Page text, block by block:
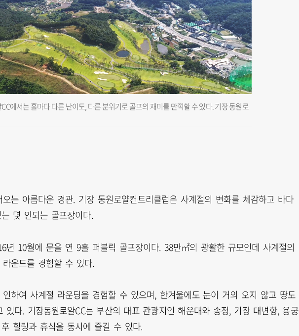
에서는 홀마다 다른 난이도, 다른 분위기로 골프의 재미를 만끽할 수 있다. 기장 동원로
는 아름다운 경관. 기장 동원로얄컨트리클럽은 사계절의 변화를 체감하고 바다
몇 안되는 골프장이다.
년 10월에 문을 연 9홀 퍼블릭 골프장이다. 38만㎡의 광활한 규모인데 사계절의
운드를 경험할 수 있다.
하여 사계절 라운딩을 경험할 수 있으며, 한겨울에도 눈이 거의 오지 않고 땅도
다. 기장동원로얄CC는 부산의 대표 관광지인 해운대와 송정, 기장 대변항, 용궁
힐링과 휴식을 동시에 즐길 수 있다.